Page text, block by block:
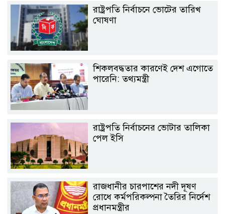
রাষ্ট্রপতি নির্বাচনে ভোটের তারিখ
ঘোষণা
শিকলবদ্ধতার কারণেই দেশ এগোতে
পারেনি: তথ্যমন্ত্রী
রাষ্ট্রপতি নির্বাচনের ভোটার তালিকা
পেল ইসি
রাজধানীর চারপাশের নদী দূষণ
রোধে কর্মপরিকল্পনা তৈরির নির্দেশ
প্রধানমন্ত্রীর